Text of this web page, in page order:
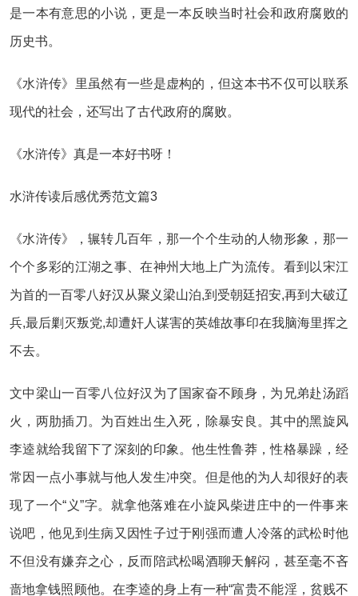
是一本有意思的小说，更是一本反映当时社会和政府腐败的
历史书。
《水浒传》里虽然有一些是虚构的，但这本书不仅可以联系
现代的社会，还写出了古代政府的腐败。
《水浒传》真是一本好书呀！
水浒传读后感优秀范文篇3
《水浒传》，辗转几百年，那一个个生动的人物形象，那一
个个多彩的江湖之事、在神州大地上广为流传。看到以宋江
为首的一百零八好汉从聚义梁山泊,到受朝廷招安,再到大破辽
兵,最后剿灭叛党,却遭奸人谋害的英雄故事印在我脑海里挥之
不去。
文中梁山一百零八位好汉为了国家奋不顾身，为兄弟赴汤蹈
火，两肋插刀。为百姓出生入死，除暴安良。其中的黑旋风
李逵就给我留下了深刻的印象。他生性鲁莽，性格暴躁，经
常因一点小事就与他人发生冲突。但是他的为人却很好的表
现了一个“义”字。就拿他落难在小旋风柴进庄中的一件事来
说吧，他见到生病又因性子过于刚强而遭人冷落的武松时他
不但没有嫌弃之心，反而陪武松喝酒聊天解闷，甚至毫不吝
啬地拿钱照顾他。在李逵的身上有一种“富贵不能淫，贫贱不